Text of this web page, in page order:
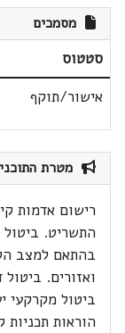
מסמכים
סטטוס
אישור/תוקף
מטרת
רישום אדמות
התשריט. ביטול
בהתאם למצב
ואזורים.
ביטול מקרקעי
הוראות